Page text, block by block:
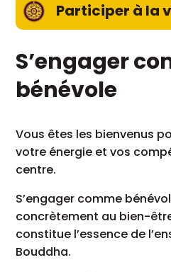
Participer à la
S’engager
bénévole
Vous êtes les bienvenus
votre énergie et vos
centre.
S’engager comme
concrètement au bien-
constitue l’essence de
Bouddha.